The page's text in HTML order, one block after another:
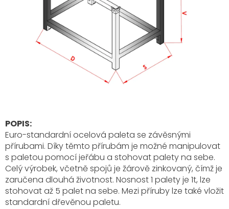
POPIS:
Euro-standardní ocelová paleta se závěsnými
přírubami. Díky těmto přírubám je možné manipulovat
s paletou pomocí jeřábu a stohovat palety na sebe.
Celý výrobek, včetně spojů je žárově zinkovaný, čímž je
zaručena dlouhá životnost. Nosnost 1 palety je 1t, lze
stohovat až 5 palet na sebe. Mezi příruby lze také vložit
standardní dřevěnou paletu.